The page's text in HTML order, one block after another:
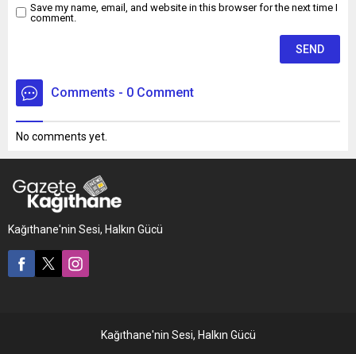
Save my name, email, and website in this browser for the next time I
comment.
Comments - 0 Comment
No comments yet.
Kağıthane'nin Sesi, Halkın Gücü
Kağıthane'nin Sesi, Halkın Gücü